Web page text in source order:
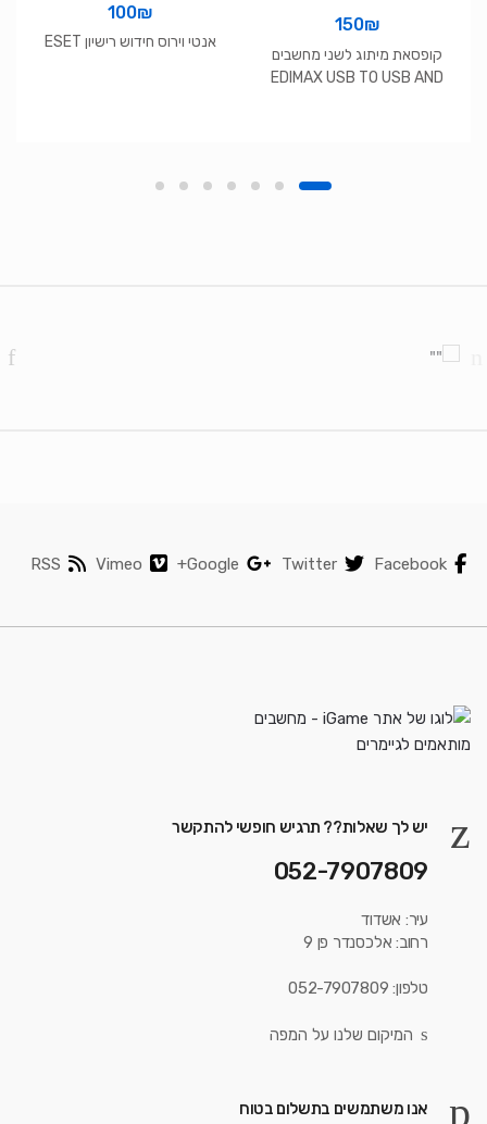
150₪
קופסאת מיתוג לשני מחשבים
EDIMAX USB TO USB AND
100₪
אנטי וירוס חידוש רישיון ESET
Facebook
Twitter
Google+
Vimeo
RSS
יש לך שאלות?? תרגיש חופשי להתקשר
052-7907809
עיר: אשדוד
רחוב: אלכסנדר פן 9
טלפון: 052-7907809
המיקום שלנו על המפה
אנו משתמשים בתשלום בטוח